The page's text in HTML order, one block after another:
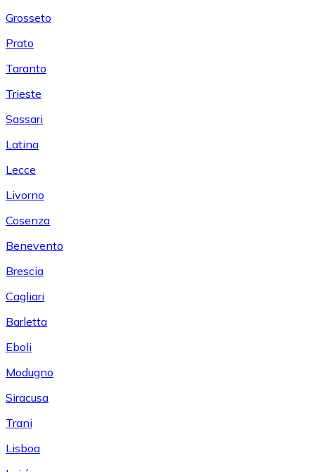
Grosseto
Prato
Taranto
Trieste
Sassari
Latina
Lecce
Livorno
Cosenza
Benevento
Brescia
Cagliari
Barletta
Eboli
Modugno
Siracusa
Trani
Lisboa